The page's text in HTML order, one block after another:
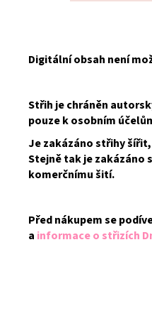
Digitální obsah není
Střih je chráněn
pouze k osobním
Je zakázáno střihy
Stejně tak je zakázáno
komerčnímu šití.
Před nákupem se
a informace o střizích